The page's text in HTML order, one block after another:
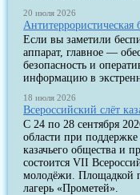
20 июля 2026
Антитеррористическая
Если вы заметили
аппарат, главное —
безопасность и
информацию в
18 июля 2026
Всероссийский слёт
С 24 по 28 сентября
области при поддержке
казачьего общества и
состоится VII
молодёжи. Площадкой
лагерь «Прометей».